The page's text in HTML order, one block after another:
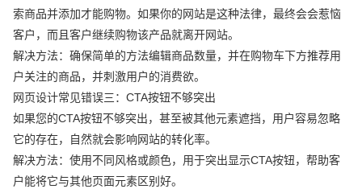
索商品并添加才能购物。如果你的网站是这种法律，最终会会惹恼
客户，而且客户继续购物该产品就离开网站。
解决方法：确保简单的方法编辑商品数量，并在购物车下方推荐用
户关注的商品，并刺激用户的消费欲。
网页设计常见错误三：CTA按钮不够突出
如果您的CTA按钮不够突出，甚至被其他元素遮挡，用户容易忽略
它的存在，自然就会影响网站的转化率。
解决方法：使用不同风格或颜色，用于突出显示CTA按钮，帮助客
户能将它与其他页面元素区别好。